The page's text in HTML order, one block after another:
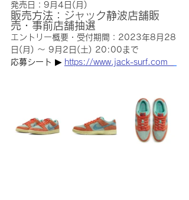
発売日：9月4日(月)
販売方法：ジャック静波店舗販
売・事前店舗抽選
エントリー概要・受付期間：2023年8月28
日(月) 〜 9月2日(土) 20:00まで
応募シート ▶︎ https://www.jack-surf.com